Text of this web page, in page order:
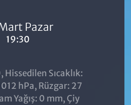
Pazar
19:30
Hissedilen Sıcaklık:
hPa, Rüzgar: 27
Yağış: 0 mm, Çiy